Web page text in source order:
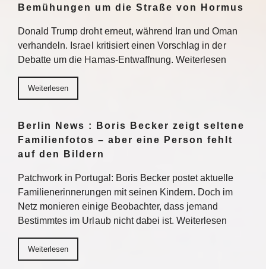
Bemühungen um die Straße von Hormus
Donald Trump droht erneut, während Iran und Oman
verhandeln. Israel kritisiert einen Vorschlag in der
Debatte um die Hamas-Entwaffnung. Weiterlesen
Weiterlesen
Berlin News : Boris Becker zeigt seltene
Familienfotos – aber eine Person fehlt
auf den Bildern
Patchwork in Portugal: Boris Becker postet aktuelle
Familienerinnerungen mit seinen Kindern. Doch im
Netz monieren einige Beobachter, dass jemand
Bestimmtes im Urlaub nicht dabei ist. Weiterlesen
Weiterlesen